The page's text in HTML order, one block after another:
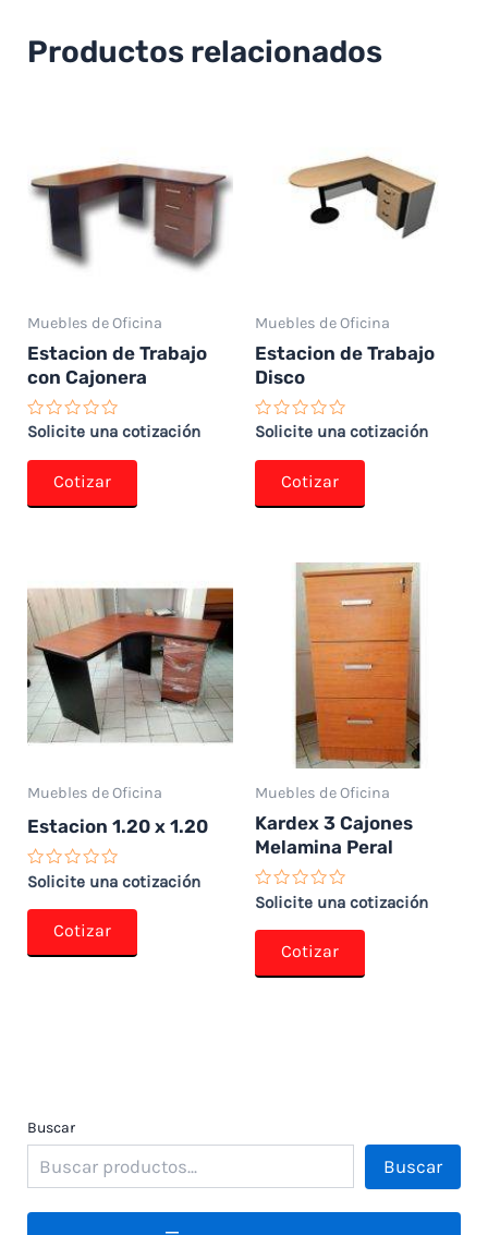
Buscar
Buscar
Productos relacionados
Muebles de Oficina
Estacion de Trabajo
con Cajonera
Valorado
0
Solicite una cotización
Cotizar
Muebles de Oficina
Estacion de Trabajo
Disco
Valorado
0
Solicite una cotización
Cotizar
Muebles de Oficina
Estacion 1.20 x 1.20
Valorado
con
0
Solicite una cotización
Cotizar
Muebles de Oficina
Kardex 3 Cajones
Melamina Peral
Valorado
con
0
Solicite una cotización
Cotizar